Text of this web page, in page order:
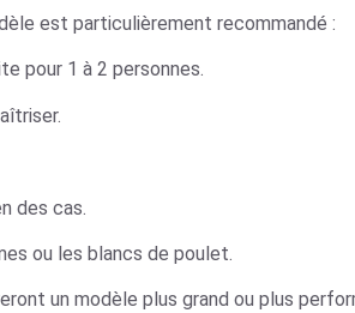
est particulièrement recommandé :
pour 1 à 2 personnes.
des cas.
ou les blancs de poulet.
un modèle plus grand ou plus